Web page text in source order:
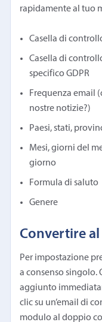
rapidamente al tuo
Casella di
Casella di
specifico GDPR
Frequenza email
nostre notizie?)
Paesi, stati,
Mesi, giorni del
giorno
Formula di saluto
Genere
Convertire
Per impostazione
a consenso singolo.
aggiunto
clic su un’email di
modulo al doppio